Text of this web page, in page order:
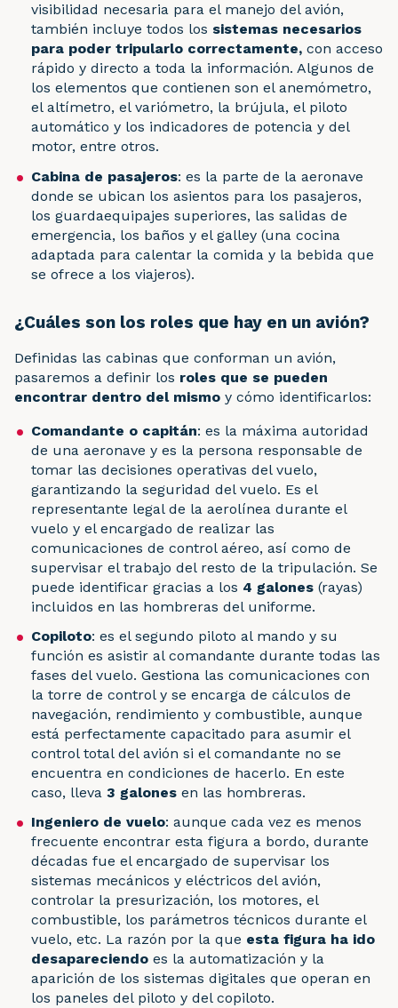
visibilidad necesaria para el manejo del avión,
también incluye todos los sistemas necesarios
para poder tripularlo correctamente, con acceso
rápido y directo a toda la información. Algunos de
los elementos que contienen son el anemómetro,
el altímetro, el variómetro, la brújula, el piloto
automático y los indicadores de potencia y del
motor, entre otros.
Cabina de pasajeros: es la parte de la aeronave
donde se ubican los asientos para los pasajeros,
los guardaequipajes superiores, las salidas de
emergencia, los baños y el galley (una cocina
adaptada para calentar la comida y la bebida que
se ofrece a los viajeros).
¿Cuáles son los roles que hay en un avión?
Definidas las cabinas que conforman un avión,
pasaremos a definir los roles que se pueden
encontrar dentro del mismo y cómo identificarlos:
Comandante o capitán: es la máxima autoridad
de una aeronave y es la persona responsable de
tomar las decisiones operativas del vuelo,
garantizando la seguridad del vuelo. Es el
representante legal de la aerolínea durante el
vuelo y el encargado de realizar las
comunicaciones de control aéreo, así como de
supervisar el trabajo del resto de la tripulación. Se
puede identificar gracias a los 4 galones (rayas)
incluidos en las hombreras del uniforme.
Copiloto: es el segundo piloto al mando y su
función es asistir al comandante durante todas las
fases del vuelo. Gestiona las comunicaciones con
la torre de control y se encarga de cálculos de
navegación, rendimiento y combustible, aunque
está perfectamente capacitado para asumir el
control total del avión si el comandante no se
encuentra en condiciones de hacerlo. En este
caso, lleva3 galones en las hombreras.
Ingeniero de vuelo: aunque cada vez es menos
frecuente encontrar esta figura a bordo, durante
décadas fue el encargado de supervisar los
sistemas mecánicos y eléctricos del avión,
controlar la presurización, los motores, el
combustible, los parámetros técnicos durante el
vuelo, etc. La razón por la que esta figura ha ido
desapareciendo es la automatización y la
aparición de los sistemas digitales que operan en
los paneles del piloto y del copiloto.